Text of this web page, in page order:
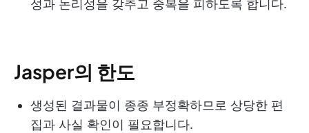
성과 논리성을 갖추고 중복을 피하도록 합니다.
Jasper의 한도
생성된 결과물이 종종 부정확하므로 상당한 편
집과 사실 확인이 필요합니다.